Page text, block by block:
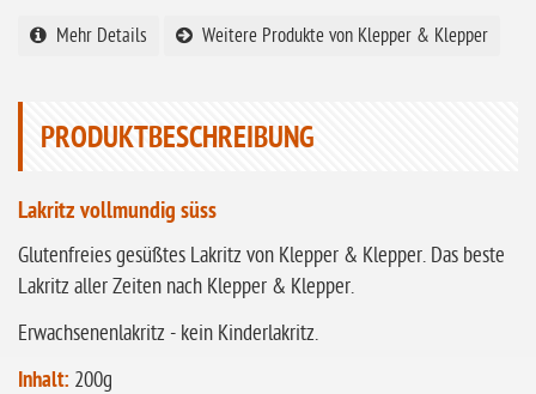
Mehr Details Weitere Produkte von Klepper & Klepper
PRODUKTBESCHREIBUNG
Lakritz vollmundig süss
Glutenfreies gesüßtes Lakritz von Klepper & Klepper. Das beste
Lakritz aller Zeiten nach Klepper & Klepper.
Erwachsenenlakritz - kein Kinderlakritz.
Inhalt: 200g